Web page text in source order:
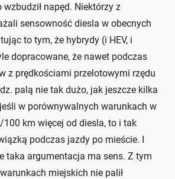
napęd. Niektórzy z
sensowność diesla w obecnych
to tym, że hybrydy (i HEV, i
dopracowane, że nawet podczas
z prędkościami przelotowymi rzędu
palą nie tak dużo, jak jeszcze kilka
w porównywalnych warunkach w
100 km więcej od diesla, to i tak
podczas jazdy po mieście. I
taka argumentacja ma sens. Z tym
miejskich nie palił